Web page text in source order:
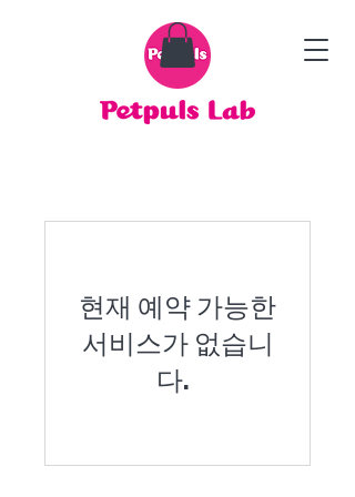
현재 예약 가능한
서비스가 없습니
다.